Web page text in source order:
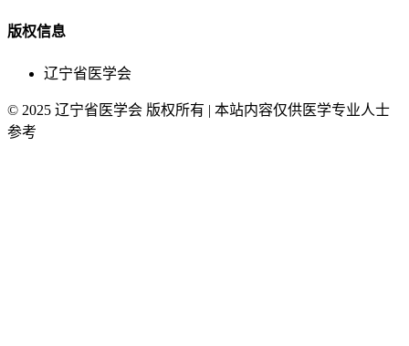
版权信息
辽宁省医学会
© 2025 辽宁省医学会 版权所有 | 本站内容仅供医学专业人士
参考